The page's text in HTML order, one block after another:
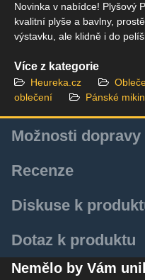
Novinka v nabídce! Plyšový
kvalitní plyše a bavlny,
výstavku, ale klidně i do
Více z kategorie
Heureka.cz
oblečení
Pánské
Možnosti dopravy
využíváme aktulně pouze
Zásilku je tedy k Vám
Recenze
Zatím bez hodnocení. Buďte
Přidat recenzi
Diskuse k
Zatím nejsou žádné
Dotaz k produktu
Nový dotaz k produktu
Nemělo by Vám